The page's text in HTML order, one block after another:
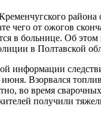
района
чего от ожогов
в больнице. Об этом
в Полтавской
информации
Взорвался
во время
получили